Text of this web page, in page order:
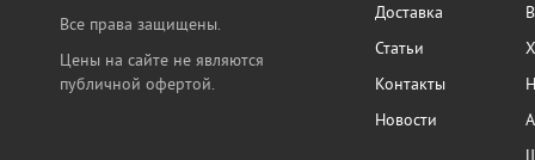
Все права защищены.
Цены на сайте не являются
публичной офертой.
Доставка
Статьи
Контакты
Новости